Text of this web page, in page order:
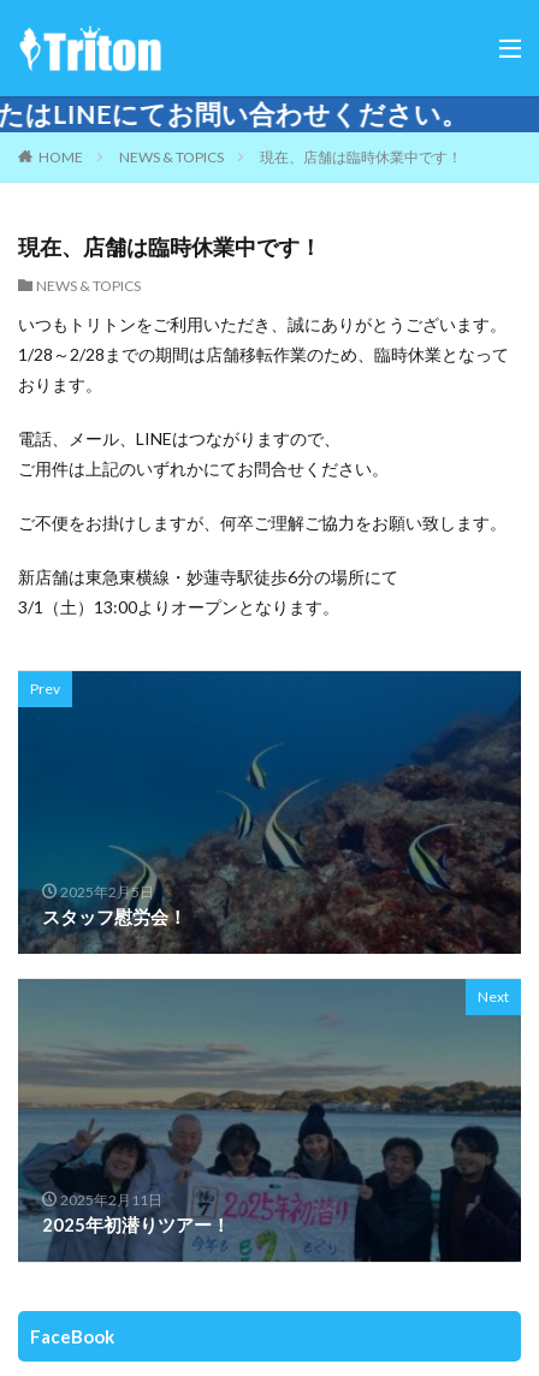
お問い合わせください。
HOME NEWS & TOPICS 現在、店舗は臨時休業中です！
現在、店舗は臨時休業中です！
NEWS & TOPICS
いつもトリトンをご利用いただき、誠にありがとうございます。
1/28～2/28までの期間は店舗移転作業のため、臨時休業となって
おります。
電話、メール、LINEはつながりますので、
ご用件は上記のいずれかにてお問合せください。
ご不便をお掛けしますが、何卒ご理解ご協力をお願い致します。
新店舗は東急東横線・妙蓮寺駅徒歩6分の場所にて
3/1（土）13:00よりオープンとなります。
Prev
2025年2月5日
スタッフ慰労会！
Next
2025年2月11日
2025年初潜りツアー！
FaceBook